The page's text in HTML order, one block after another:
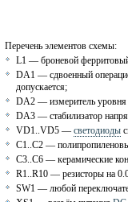
Перечень элементов схемы:
L1 — броневой
DA1 — сдвоенный
допускается;
DA2 — измеритель уровня
DA3 — стабилизатор
VD1..VD5 — светодиоды
C1..C2 —
C3..C6 — керамические
R1..R10 — резисторы на
SW1 — любой